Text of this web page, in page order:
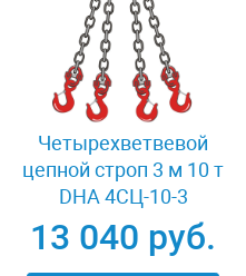
Четырехветвевой
цепной строп 3 м 10 т
DHA 4СЦ-10-3
13 040 руб.